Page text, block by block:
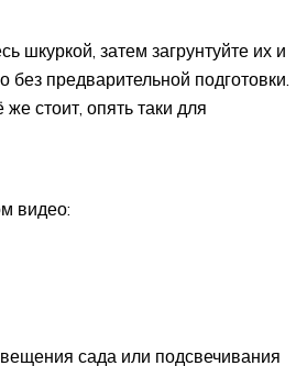
шкуркой, затем загрунтуйте их и
предварительной подготовки.
стоит, опять таки для
видео:
сада или подсвечивания